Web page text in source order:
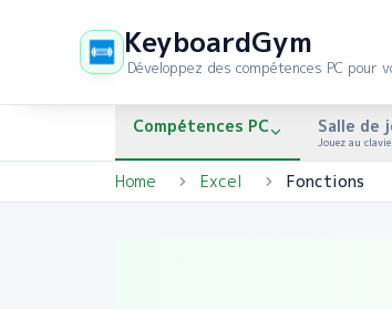
KeyboardGym
Développez des compétences PC pour
Compétences PC Salle de
Jouez au
Home Excel Fonctions